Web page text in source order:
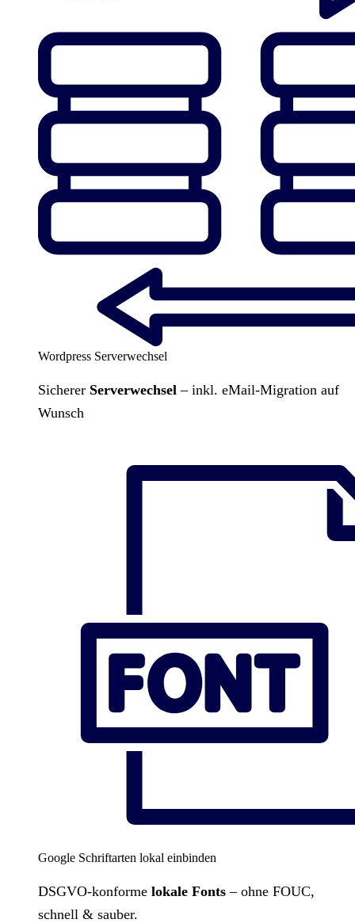
Wordpress Serverwechsel
Sicherer Serverwechsel – inkl. eMail-Migration auf
Wunsch
Google Schriftarten lokal einbinden
DSGVO-konforme lokale Fonts – ohne FOUC,
schnell & sauber.